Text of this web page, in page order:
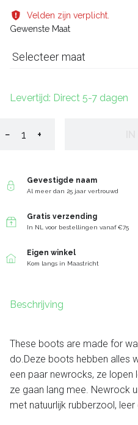
Velden zijn verplicht.
Gewenste Maat
Selecteer maat
Levertijd: Direct 5-7 dagen
− +
Gevestigde naam
Al meer dan 25 jaar vertrouwd
Gratis verzending
In NL voor bestellingen vanaf €75
Eigen winkel
Kom langs in Maastricht
Beschrijving
These boots are made for
do.Deze boots hebben alles
een paar newrocks, ze lopen
ze gaan lang mee. Newrock
met natuurlijk rubberzool,